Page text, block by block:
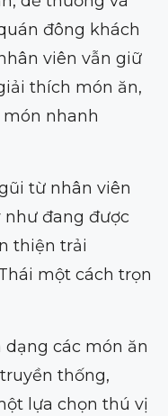
đông khách
viên vẫn giữ
thích món ăn,
nhanh
từ nhân viên
đang được
thiện trải
một cách trọn
các món ăn
thống,
lựa chọn thú vị